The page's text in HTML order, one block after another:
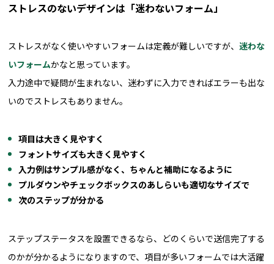
ストレスのないデザインは「迷わないフォーム」
ストレスがなく使いやすいフォームは定義が難しいですが、迷わな
いフォームかなと思っています。
入力途中で疑問が生まれない、迷わずに入力できればエラーも出な
いのでストレスもありません。
項目は大きく見やすく
フォントサイズも大きく見やすく
入力例はサンプル感がなく、ちゃんと補助になるように
プルダウンやチェックボックスのあしらいも適切なサイズで
次のステップが分かる
ステップステータスを設置できるなら、どのくらいで送信完了する
のかが分かるようになりますので、項目が多いフォームでは大活躍